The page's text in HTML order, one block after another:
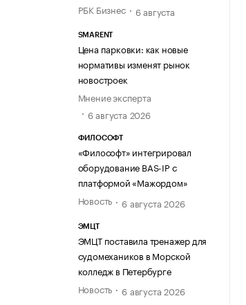
РБК Бизнес
6 августа
SMARENT
Цена парковки: как новые
нормативы изменят рынок
новостроек
Мнение эксперта
6 августа 2026
ФИЛОСОФТ
«Философт» интегрировал
оборудование BAS-IP с
платформой «Мажордом»
Новость
6 августа 2026
ЭМЦТ
ЭМЦТ поставила тренажер для
судомехаников в Морской
колледж в Петербурге
Новость
6 августа 2026